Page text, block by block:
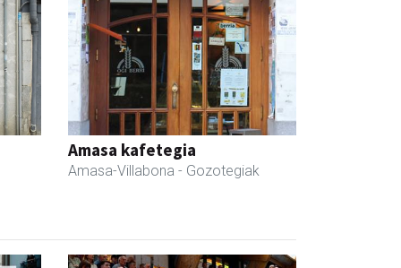
Amasa kafetegia
Amasa-Villabona - Gozotegiak